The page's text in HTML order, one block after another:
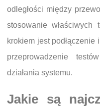
odległości między
stosowanie właściwych
krokiem jest podłączenie
przeprowadzenie
działania systemu.
Jakie są